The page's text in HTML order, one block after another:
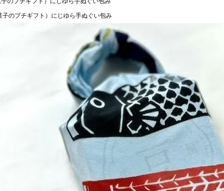
子のプチギフト）にじゆら手ぬぐい包み